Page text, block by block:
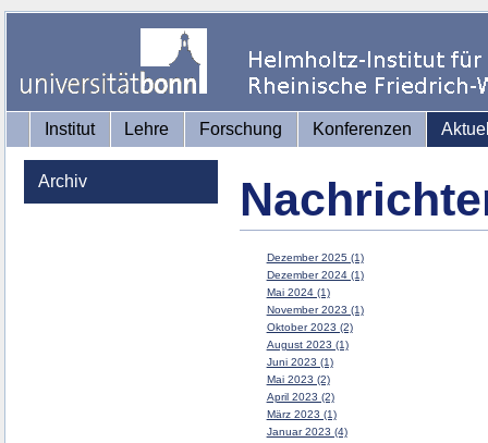
Institut Lehre Forschung Konferenzen
Archiv
Dezember 2025 (1)
Dezember 2024 (1)
Mai 2024 (1)
November 2023 (1)
Oktober 2023 (2)
August 2023 (1)
Juni 2023 (1)
Mai 2023 (2)
April 2023 (2)
März 2023 (1)
Januar 2023 (4)